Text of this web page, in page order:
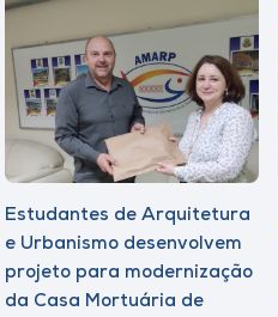
Estudantes de Arquitetura
e Urbanismo desenvolvem
projeto para modernização
da Casa Mortuária de